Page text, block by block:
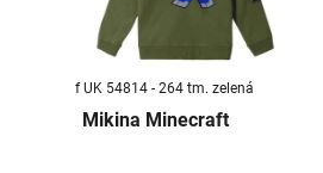
f UK 54814 - 264 tm. zelená
Mikina Minecraft